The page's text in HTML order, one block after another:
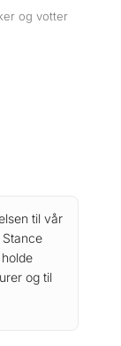
og votter
til vår
og til